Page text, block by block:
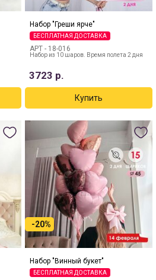
Набор "Греши ярче"
БЕСПЛАТНАЯ ДОСТАВКА
АРТ - 18-016
Набор из 10 шаров. Время полета 2 дня
3723 р.
-20%
Набор "Винный букет"
БЕСПЛАТНАЯ ДОСТАВКА